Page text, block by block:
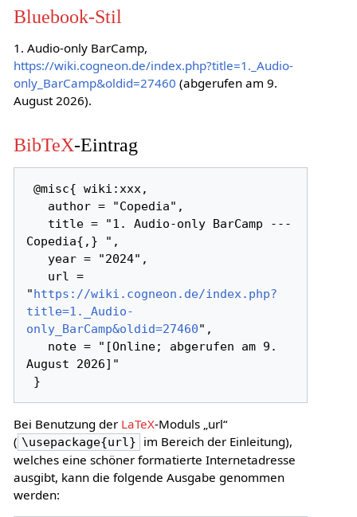
Bluebook-Stil
1. Audio-only BarCamp,
https://wiki.cogneon.de/index.php?title=1._Audio-
only_BarCamp&oldid=27460 (abgerufen am 9.
August 2026).
BibTeX-Eintrag
@misc{ wiki:xxx,
Copedia{,} ",
"https://wiki.cogneon.de/index.php?
title=1._Audio-
only_BarCamp&oldid=27460",
August 2026]"
Bei Benutzung der LaTeX-Moduls „url“
( \usepackage{url}
im Bereich der Einleitung),
welches eine schöner formatierte Internetadresse
ausgibt, kann die folgende Ausgabe genommen
werden: